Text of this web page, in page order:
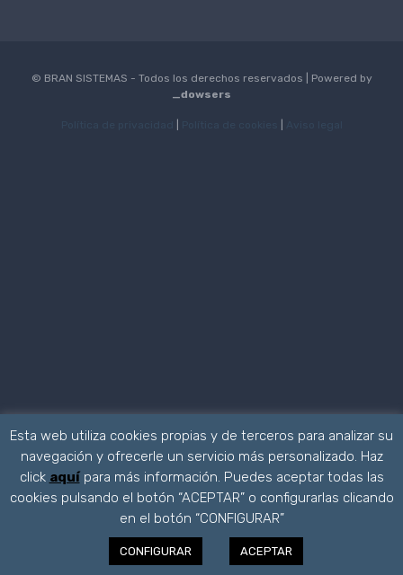
© BRAN SISTEMAS - Todos los derechos reservados | Powered by
_dowsers
Esta web utiliza cookies propias y de terceros para analizar su
navegación y ofrecerle un servicio más personalizado. Haz
click aquípara más información. Puedes aceptar todas las
cookies pulsando el botón “ACEPTAR” o configurarlas clicando
en el botón “CONFIGURAR”
CONFIGURAR ACEPTAR